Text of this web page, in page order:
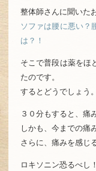
整体師さんに聞いた
ソファは腰に悪い？
は？！
そこで普段は薬をほ
たのです。
するとどうでしょう。
３０分もすると、痛
しかも、今までの痛
さらに、痛みを感じ
ロキソニン恐るべし